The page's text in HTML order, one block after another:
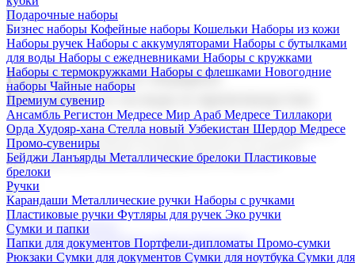
Подарочные наборы
Бизнес наборы Кофейные наборы Кошельки Наборы из кожи
Наборы ручек Наборы с аккумуляторами Наборы с бутылками
для воды Наборы с ежедневниками Наборы с кружками
Наборы с термокружками Наборы с флешками Новогодние
наборы Чайные наборы
Премиум сувенир
Ансамбль Регистон Медресе Мир Араб Медресе Тиллакори
Орда Худояр-хана Стелла новый Узбекистан Шердор Медресе
Промо-сувениры
Бейджи Ланъярды Металлические брелоки Пластиковые
брелоки
Ручки
Карандаши Металлические ручки Наборы с ручками
Пластиковые ручки Футляры для ручек Эко ручки
Сумки и папки
Папки для документов Портфели-дипломаты Промо-сумки
Рюкзаки Сумки для документов Сумки для ноутбука Сумки для
Корпоративные подарки
Поставка со склада и производство
Мы предлагаем широкий выбор корпоративных подарков и
сувениров с логотипом. В нашем каталоге вы найдете
продукцию для бизнеса, мероприятия и клиентов.
Подарочные наборы
Бизнес наборыКофейные наборы Кошельки
Наборы из кожиНаборы ручекНаборы с аккумуляторами